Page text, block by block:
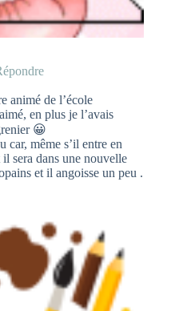
animé de l’école
en plus je l’avais
😀
car, même s’il entre en
sera dans une nouvelle
et il angoisse un peu .